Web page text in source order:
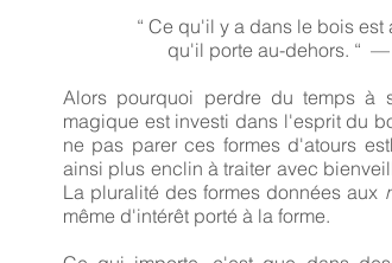
“ Ce qu'il y a dans le bois
qu'il porte au-dehors. “ —
Alors pourquoi perdre du temps à
magique est investi dans l'esprit du
ne pas parer ces formes d'atours
ainsi plus enclin à traiter avec
La pluralité des formes données aux
même d'intérêt porté à la forme.